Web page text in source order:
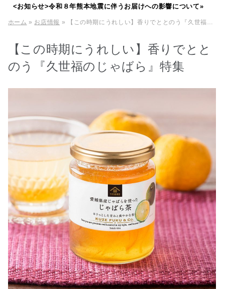
<お知らせ>令和８年熊本地震に伴うお届けへの影響について»
ホーム » お店情報 » 【この時期にうれしい】香りでととのう『久世福のじゃばら』特集
【この時期にうれしい】香りでとと
のう『久世福のじゃばら』特集